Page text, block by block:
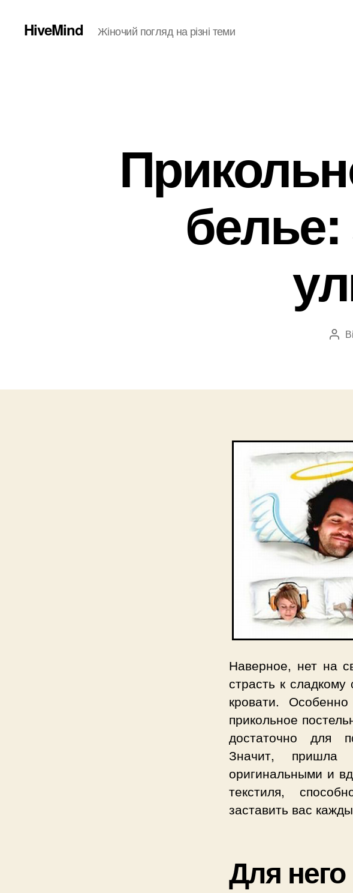
HiveMind Жіночий погляд на різні теми
Наверное, нет на
страсть к
кровати.
прикольное
достаточно для
Значит, пришла
оригинальными и
текстиля,
заставить вас
Для